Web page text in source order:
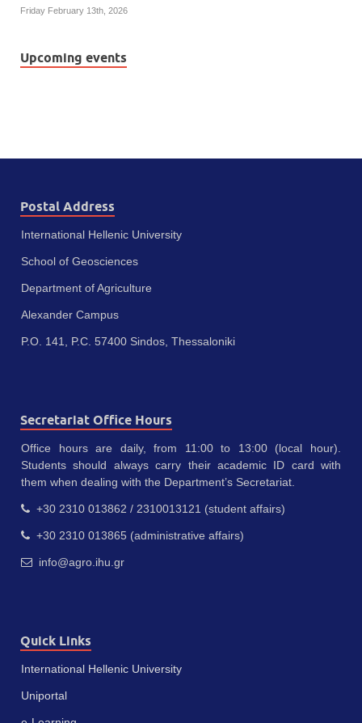
Friday February 13th, 2026
Upcoming events
Postal Address
International Hellenic University
School of Geosciences
Department of Agriculture
Alexander Campus
P.O. 141, P.C. 57400 Sindos, Thessaloniki
Secretariat Office Hours
Office hours are daily, from 11:00 to 13:00 (local hour).
Students should always carry their academic ID card with
them when dealing with the Department’s Secretariat.
+30 2310 013862 / 2310013121 (student affairs)
+30 2310 013865 (administrative affairs)
info@agro.ihu.gr
Quick Links
International Hellenic University
Uniportal